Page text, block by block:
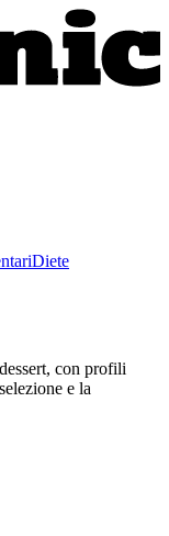
Diete
con profili
e la